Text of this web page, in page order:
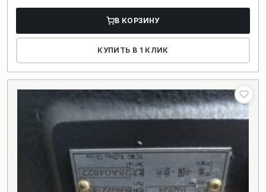
В КОРЗИНУ
КУПИТЬ В 1 КЛИК